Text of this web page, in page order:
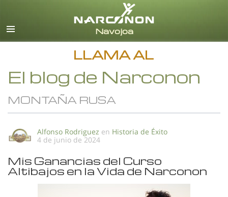
Español
Todas las Regiones/Idiomas
LLAMA AL
El blog de Narconon
MONTAÑA RUSA
Alfonso Rodriguez en Historia de Éxito
4 de junio de 2024
Mis Ganancias del Curso
Altibajos en la Vida de Narconon